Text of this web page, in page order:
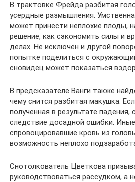
В трактовке Фрейда разбитая
усердные размышления.
может принести неплохие плоды,
решение, как сэкономить силы и
делах. Не исключён и другой
попытке поделиться с
сновидец может показаться
В предсказателе Ванги также
чему снится разбитая макушка.
полученная в результате падения,
следствие досадной ошибки.
спровоцировавшие кровь из
возможность неплохо
Снотолкователь Цветкова
руководствоваться рассудком, а